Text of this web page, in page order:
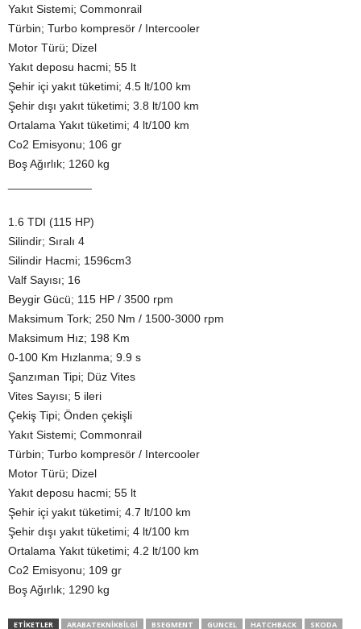
Yakıt Sistemi; Commonrail
Türbin; Turbo kompresör / Intercooler
Motor Türü; Dizel
Yakıt deposu hacmi; 55 lt
Şehir içi yakıt tüketimi; 4.5 lt/100 km
Şehir dışı yakıt tüketimi; 3.8 lt/100 km
Ortalama Yakıt tüketimi; 4 lt/100 km
Co2 Emisyonu; 106 gr
Boş Ağırlık; 1260 kg
1.6 TDI (115 HP)
Silindir; Sıralı 4
Silindir Hacmi; 1596cm3
Valf Sayısı; 16
Beygir Gücü; 115 HP / 3500 rpm
Maksimum Tork; 250 Nm / 1500-3000 rpm
Maksimum Hız; 198 Km
0-100 Km Hızlanma; 9.9 s
Şanzıman Tipi; Düz Vites
Vites Sayısı; 5 ileri
Çekiş Tipi; Önden çekişli
Yakıt Sistemi; Commonrail
Türbin; Turbo kompresör / Intercooler
Motor Türü; Dizel
Yakıt deposu hacmi; 55 lt
Şehir içi yakıt tüketimi; 4.7 lt/100 km
Şehir dışı yakıt tüketimi; 4 lt/100 km
Ortalama Yakıt tüketimi; 4.2 lt/100 km
Co2 Emisyonu; 109 gr
Boş Ağırlık; 1290 kg
ETIKETLER ARABATEKNIKBILGI BSEGMENT GUNCEL HATCHBACK SKODA